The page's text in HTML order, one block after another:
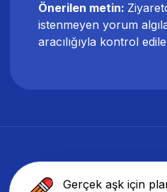
Önerilen metin:
istenmeyen yorum
aracılığıyla kontrol
Gerçek aşk için